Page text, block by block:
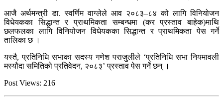
आजै अर्थमन्त्री डा. स्वर्णिम वाग्लेले आव २०८३–८४ को लागि विनियोजन
विधेयकका सिद्धान्त र प्राथमिकता सम्बन्धमा (कर प्रस्ताव बाहेक)माथि
छलफलका लागि विनियोजन विधेयकका सिद्धान्त र प्राथमिकता पेस गर्ने
तालिका छ ।
यस्तै, प्रतिनिधि सभाका सदस्य गणेश पराजुलीले ‘प्रतिनिधि सभा नियमावली
मस्यौदा समितिको प्रतिवेदन, २०८३’ प्रस्ताव पेस गर्ने छन् ।
Post Views: 216